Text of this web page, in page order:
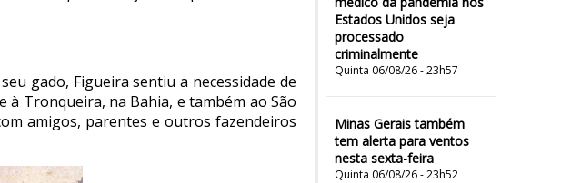
Estados Unidos seja
processado
criminalmente
Quinta 06/08/26 - 23h57
Minas Gerais também
tem alerta para ventos
nesta sexta-feira
Quinta 06/08/26 - 23h52
gado, Figueira sentiu a necessidade de
Tronqueira, na Bahia, e também ao São
amigos, parentes e outros fazendeiros